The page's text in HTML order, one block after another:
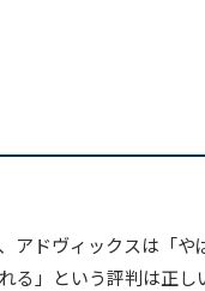
アドヴィックスは「
る」という評判は正し